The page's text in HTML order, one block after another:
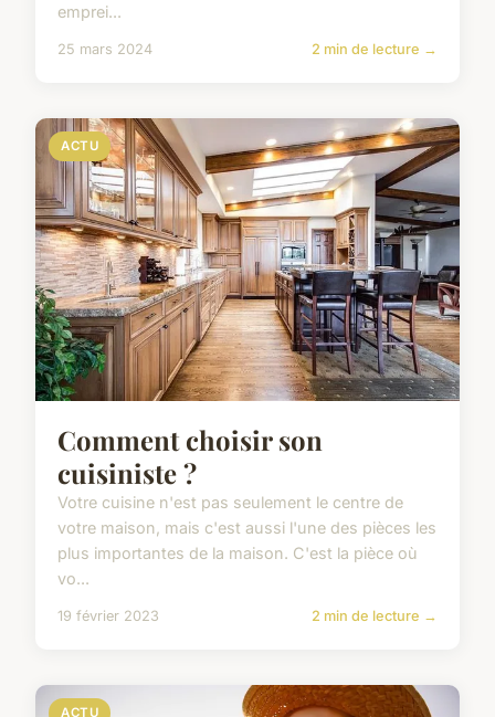
emprei...
25 mars 2024 2 min de lecture →
ACTU
Comment choisir son
cuisiniste ?
Votre cuisine n'est pas seulement le centre de
votre maison, mais c'est aussi l'une des pièces les
plus importantes de la maison. C'est la pièce où
vo...
19 février 2023 2 min de lecture →
ACTU